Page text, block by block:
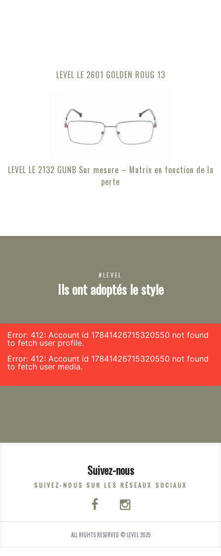
LEVEL LE 2601 GOLDEN ROUG 13
LEVEL LE 2132 GUNB Sur mesure – Matrix en fonction de la
perte
#LEVEL
Ils ont adoptés le style
Error: 412: Account id 17841426715320550 not found
to fetch user profile.
Error: 412: Account id 17841426715320550 not found
to fetch user media.
Suivez-nous
SUIVEZ-NOUS SUR LES RÉSEAUX SOCIAUX
ALL RIGHTS RESERVED © LEVEL 2025